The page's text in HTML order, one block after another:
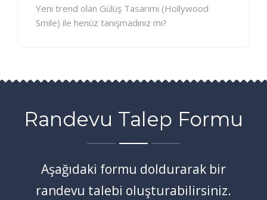
Yeni trend olan Gülüş Tasarımı (Hollywood
Smile) ile henüz tanışmadınız mı?
Randevu Talep Formu
Aşağıdaki formu doldurarak bir
randevu talebi oluşturabilirsiniz.